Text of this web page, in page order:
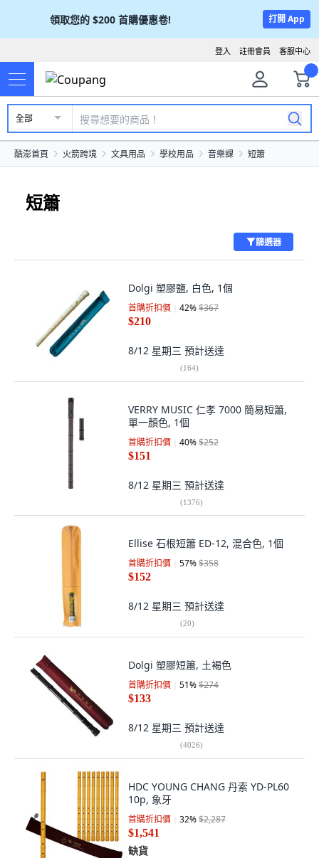
領取您的 $200 首購優惠卷! 打開 App
客服中心
註冊會員
登入
全部
酷澎首頁 火箭跨境 文具用品 學校用品 音樂課 短簫
短簫
篩選器
Dolgi 塑膠鹽, 白色, 1個
首購折扣價 42%$367
$210
8/12 星期三 預計送達
(164)
VERRY MUSIC 仁孝 7000 簡易短簫,
單一顏色, 1個
首購折扣價 40%$252
$151
8/12 星期三 預計送達
(1376)
Ellise 石根短簫 ED-12, 混合色, 1個
首購折扣價 57%$358
$152
8/12 星期三 預計送達
(20)
Dolgi 塑膠短簫, 土褐色
首購折扣價 51%$274
$133
8/12 星期三 預計送達
(4026)
HDC YOUNG CHANG 丹索 YD-PL60
10p, 象牙
首購折扣價 32%$2,287
$1,541
缺貨